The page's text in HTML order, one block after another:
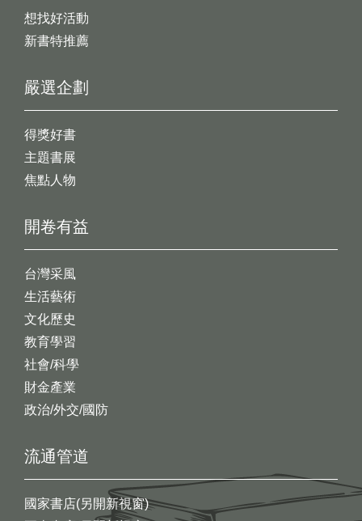
想找好活動
新書特推薦
開卷有益
台灣采風
生活藝術
文化歷史
教育學習
社會/科學
財金產業
政治/外交/國防
嚴選企劃
得獎好書
主題書展
焦點人物
流通管道
國家書店(另開新視窗)